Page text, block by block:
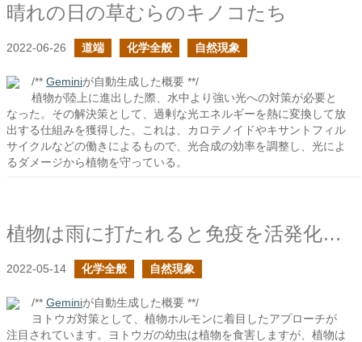
晴れの日の草むらのキノコたち
2022-06-26 道端 化学全般 自然現象
/** Geminiが自動生成した概要 **/
植物が陸上に進出した際、水中より強い光への対策が必要と
なった。その解決策として、過剰な光エネルギーを熱に変換して放
出する仕組みを獲得した。これは、カロテノイドやキサントフィル
サイクルなどの働きによるもので、光合成の効率を調整し、光によ
るダメージから植物を守っている。
植物は雨に打たれると免疫を活発化するらしい
2022-05-14 化学全般 自然現象
/** Geminiが自動生成した概要 **/
ヨトウガ対策として、植物ホルモンに着目したアプローチが
注目されています。ヨトウガの幼虫は植物を食害しますが、植物は